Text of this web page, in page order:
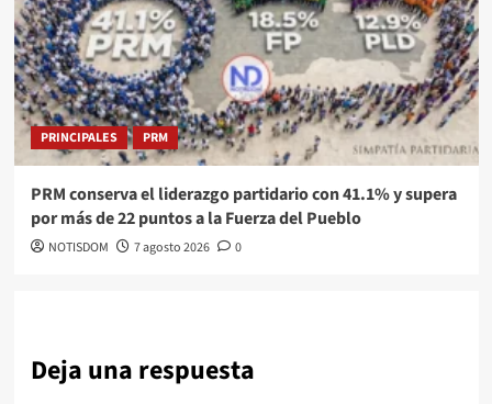
PRINCIPALES PRM
PRM conserva el liderazgo partidario con 41.1% y supera
por más de 22 puntos a la Fuerza del Pueblo
NOTISDOM 7 agosto 2026 0
Deja una respuesta